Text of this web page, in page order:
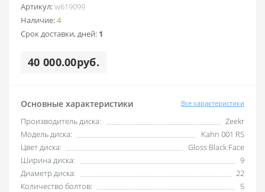
Артикул:w619099
Наличие:4
Срок доставки, дней: 1
40 000.00руб.
Основные характеристики Все характеристики
Производитель диска:
Zeekr
Модель диска:
Kahn 001 RS
Цвет диска:
Gloss Black Face
Ширина диска:
9
Диаметр диска:
22
Количество болтов:
5